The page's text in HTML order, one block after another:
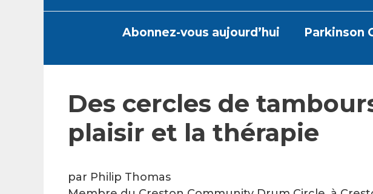
Abonnez-vous aujourd’hui Parkinson
Des cercles de
plaisir et la thérapie
par Philip Thomas